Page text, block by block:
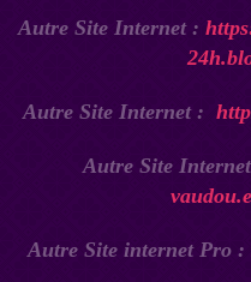
Autre Site Internet :
Autre Site Internet :
Autre Site
Autre Site internet Pro :